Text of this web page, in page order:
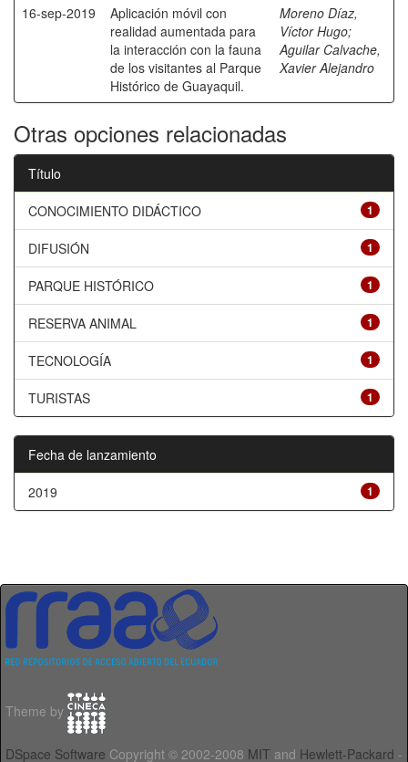
16-sep-2019
Aplicación móvil con
realidad aumentada para
la interacción con la fauna
de los visitantes al Parque
Histórico de Guayaquil.
Moreno Díaz,
Víctor Hugo;
Aguilar Calvache,
Xavier Alejandro
Otras opciones relacionadas
Título
1
CONOCIMIENTO DIDÁCTICO
1
DIFUSIÓN
1
PARQUE HISTÓRICO
1
RESERVA ANIMAL
1
TECNOLOGÍA
1
TURISTAS
Fecha de lanzamiento
1
2019
Theme by
DSpace Software Copyright © 2002-2008 MIT and Hewlett-Packard -